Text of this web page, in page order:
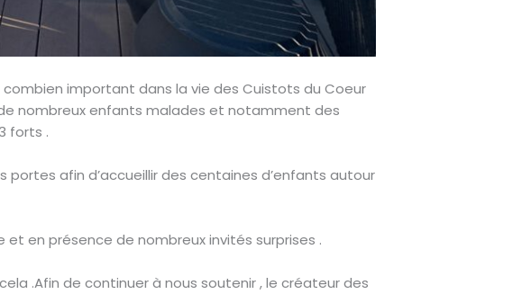
important dans la vie des Cuistots du Coeur
nombreux enfants malades et notamment des
forts .
portes afin d’accueillir des centaines d’enfants autour
en présence de nombreux invités surprises .
.Afin de continuer à nous soutenir , le créateur des